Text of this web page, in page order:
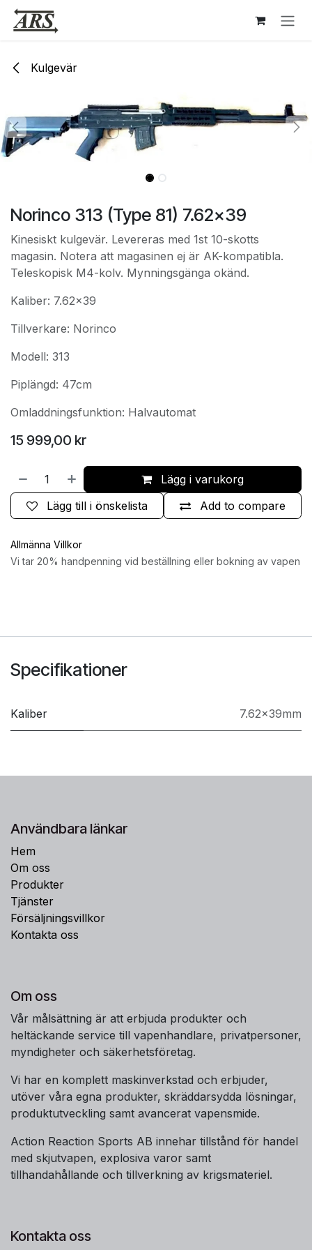
Hoppa till innehåll
Kulgevär
Norinco 313 (Type 81) 7.62x39
Kinesiskt kulgevär. Levereras med 1st 10-skotts
magasin. Notera att magasinen ej är AK-kompatibla.
Teleskopisk M4-kolv. Mynningsgänga okänd.
Kaliber: 7.62x39
Tillverkare: Norinco
Modell: 313
Piplängd: 47cm
Omladdningsfunktion: Halvautomat
15 999,00 kr
Lägg i varukorg
Add to compare
Lägg till i önskelista
Allmänna Villkor
Vi tar 20% handpenning vid beställning eller bokning av vapen
Specifikationer
Kaliber 7.62x39mm
Användbara länkar
Hem
Om oss
Produkter
Tjänster
Försäljningsvillkor
Kontakta oss
Om oss
Vår målsättning är att erbjuda produkter och
heltäckande service till vapenhandlare, privatpersoner,
myndigheter och säkerhetsföretag.
Vi har en komplett maskinverkstad och erbjuder,
utöver våra egna produkter, skräddarsydda lösningar,
produktutveckling samt avancerat vapensmide.
Action Reaction Sports AB innehar tillstånd för handel
med skjutvapen, explosiva varor samt
tillhandahållande och tillverkning av krigsmateriel.
Kontakta oss